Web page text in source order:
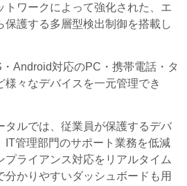
トワークによって強化された、エ
保護する多層型検出制御を搭載し
Android対応のPC・携帯電話・タ
様々なデバイスを一元管理でき
ルでは、従業員が保護するデバ
IT管理部門のサポート業務を低減
プライアンス対応をリアルタイム
分かりやすいダッシュボードも用